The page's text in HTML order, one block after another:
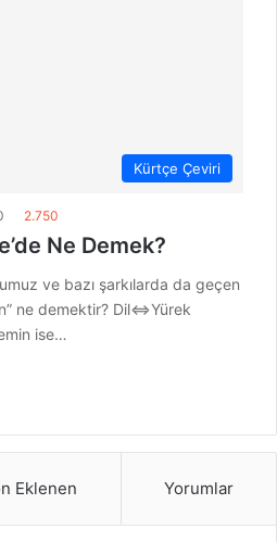
Kürtçe Çeviri
2.750
Ne Demek?
ve bazı şarkılarda da geçen
ne demektir? Dil⇔Yürek
ise…
Eklenen Yorumlar